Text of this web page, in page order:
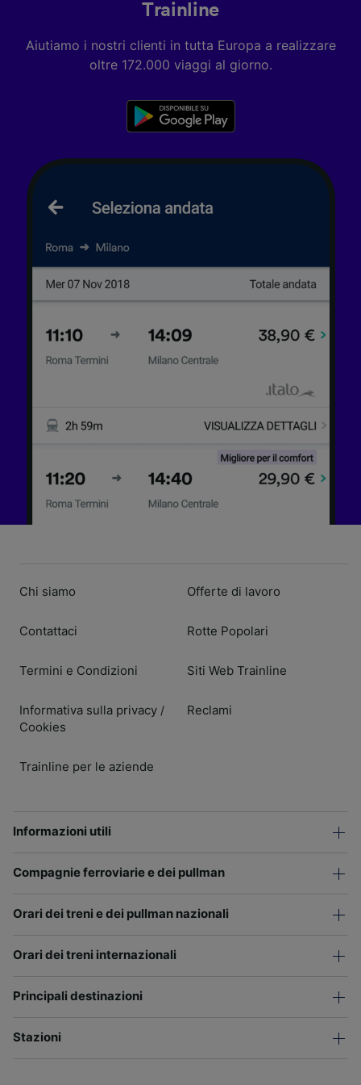
Trainline
Aiutiamo i nostri clienti in tutta Europa a realizzare
oltre 172.000 viaggi al giorno.
Chi siamo
Contattaci
Termini e Condizioni
Informativa sulla privacy /
Cookies
Trainline per le aziende
Offerte di lavoro
Rotte Popolari
Siti Web Trainline
Reclami
Informazioni utili
Compagnie ferroviarie e dei pullman
Orari dei treni e dei pullman nazionali
Orari dei treni internazionali
Principali destinazioni
Stazioni